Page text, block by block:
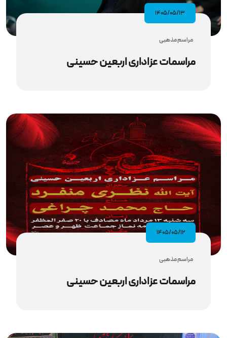
۱۴۰۵/۰۵/۱۳
مراسم مذهبى
مراسمات عزاداری اربعین حسینی
۱۴۰۵/۰۵/۱۲
مراسم مذهبى
مراسمات عزاداری اربعین حسینی